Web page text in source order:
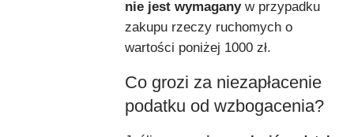
nie jest wymaganyw przypadku
zakupu rzeczy ruchomych o
wartości poniżej 1000 zł.
Co grozi za niezapłacenie
podatku od wzbogacenia?